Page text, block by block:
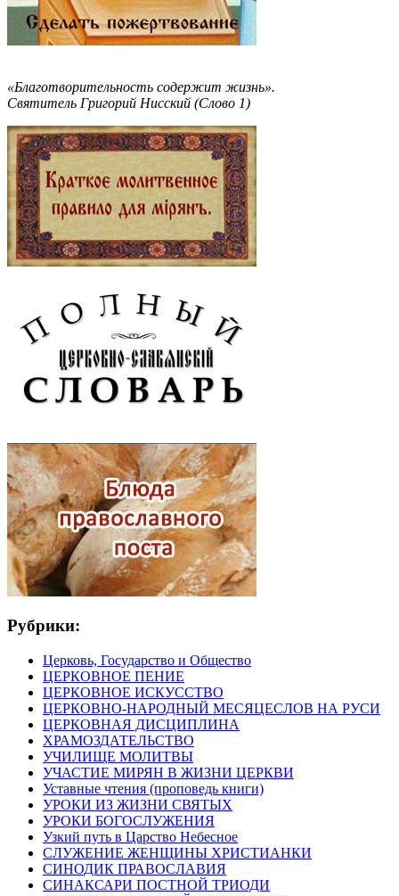
«Благотворительность содержит жизнь».
Святитель Григорий Нисский (Слово 1)
Рубрики:
Церковь, Государство и Общество
ЦЕРКОВНОЕ ПЕНИЕ
ЦЕРКОВНОЕ ИСКУССТВО
ЦЕРКОВНО-НАРОДНЫЙ МЕСЯЦЕСЛОВ НА РУСИ
ЦЕРКОВНАЯ ДИСЦИПЛИНА
ХРАМОЗДАТЕЛЬСТВО
УЧИЛИЩЕ МОЛИТВЫ
УЧАСТИЕ МИРЯН В ЖИЗНИ ЦЕРКВИ
Уставные чтения (проповедь книги)
УРОКИ ИЗ ЖИЗНИ СВЯТЫХ
УРОКИ БОГОСЛУЖЕНИЯ
Узкий путь в Царство Небесное
СЛУЖЕНИЕ ЖЕНЩИНЫ ХРИСТИАНКИ
СИНОДИК ПРАВОСЛАВИЯ
СИНАКСАРИ ПОСТНОЙ ТРИОДИ